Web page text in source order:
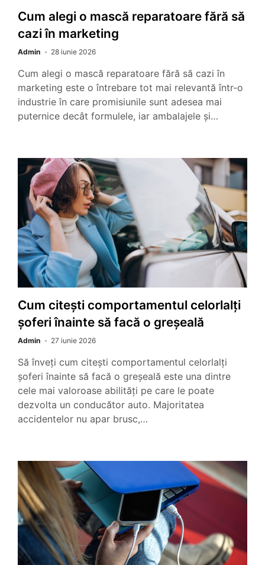
Cum alegi o mască reparatoare fără să
cazi în marketing
Admin 28 iunie 2026
Cum alegi o mască reparatoare fără să cazi în
marketing este o întrebare tot mai relevantă într-o
industrie în care promisiunile sunt adesea mai
puternice decât formulele, iar ambalajele și…
Cum citești comportamentul celorlalți
șoferi înainte să facă o greșeală
Admin 27 iunie 2026
Să înveți cum citești comportamentul celorlalți
șoferi înainte să facă o greșeală este una dintre
cele mai valoroase abilități pe care le poate
dezvolta un conducător auto. Majoritatea
accidentelor nu apar brusc,…